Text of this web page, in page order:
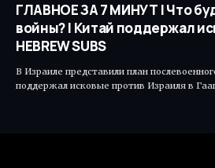
ГЛАВНОЕ ЗА 7 МИНУТ | Что
войны? | Китай поддержал
HEBREW SUBS
В Израиле представили план
поддержал исковые против Израиля в